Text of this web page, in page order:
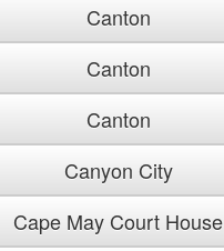
Canton
Canton
Canton
Canyon City
Cape May Court House